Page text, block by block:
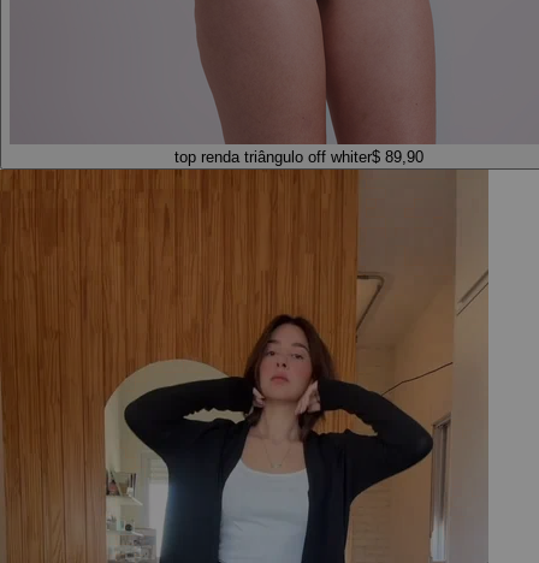
top renda triângulo off whiter$ 89,90